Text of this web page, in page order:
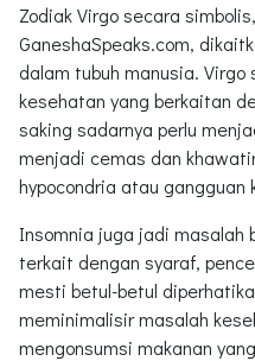
Zodiak Virgo secara
GaneshaSpeaks.com,
dalam tubuh manusia.
kesehatan yang berkaitan
saking sadarnya perlu
menjadi cemas dan
hypocondria atau gangguan
Insomnia juga jadi masalah
terkait dengan syaraf,
mesti betul-betul
meminimalisir masalah
mengonsumsi makanan